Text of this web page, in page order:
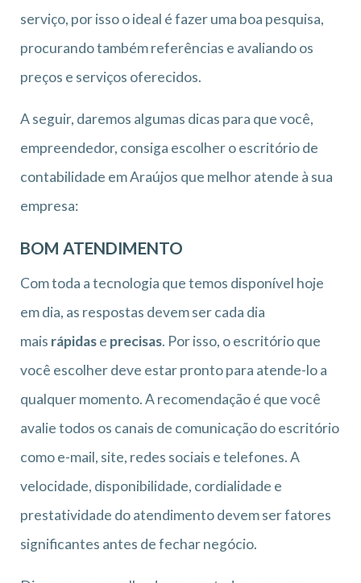
serviço, por isso o ideal é fazer uma boa pesquisa,
procurando também referências e avaliando os
preços e serviços oferecidos.
A seguir, daremos algumas dicas para que você,
empreendedor, consiga escolher o escritório de
contabilidade em Araújos que melhor atende à sua
empresa:
BOM ATENDIMENTO
Com toda a tecnologia que temos disponível hoje
em dia, as respostas devem ser cada dia
mais rápidase precisas. Por isso, o escritório que
você escolher deve estar pronto para atende-lo a
qualquer momento. A recomendação é que você
avalie todos os canais de comunicação do escritório
como e-mail, site, redes sociais e telefones. A
velocidade, disponibilidade, cordialidade e
prestatividade do atendimento devem ser fatores
significantes antes de fechar negócio.